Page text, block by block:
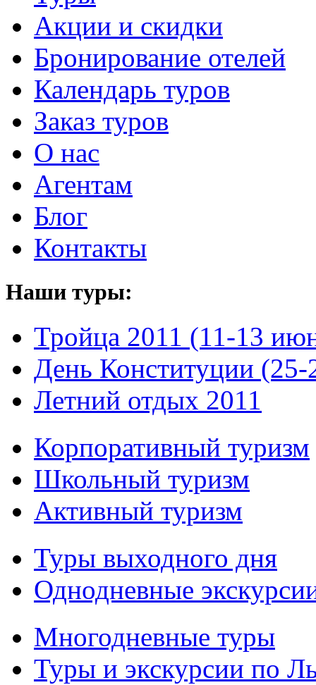
Акции и скидки
Бронирование отелей
Календарь туров
Заказ туров
О нас
Агентам
Блог
Контакты
Наши туры:
Тройца 2011 (11-13
День Конституции
Летний отдых 2011
Корпоративный туризм
Школьный туризм
Активный туризм
Туры выходного дня
Однодневные
Многодневные туры
Туры и экскурсии по